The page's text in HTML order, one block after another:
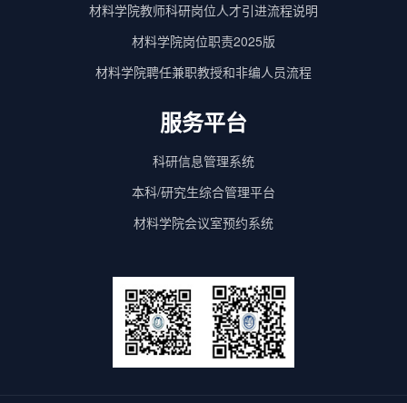
材料学院教师科研岗位人才引进流程说明
材料学院岗位职责2025版
材料学院聘任兼职教授和非编人员流程
服务平台
科研信息管理系统
本科/研究生综合管理平台
材料学院会议室预约系统